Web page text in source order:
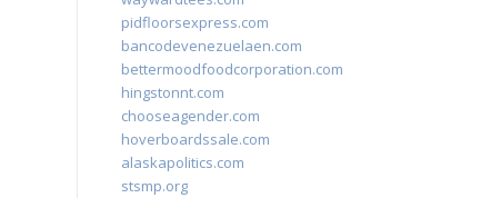
pidfloorsexpress.com
bancodevenezuelaen.com
bettermoodfoodcorporation.com
hingstonnt.com
chooseagender.com
hoverboardssale.com
alaskapolitics.com
stsmp.org